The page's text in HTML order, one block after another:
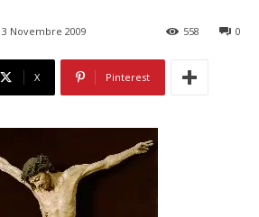
3 Novembre 2009 0
558
X Pinterest